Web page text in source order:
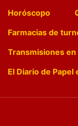
Horóscopo
Farmacias de
Transmisiones en
El Diario de Papel